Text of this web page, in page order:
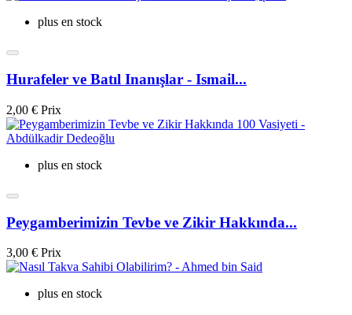
plus en stock
Hurafeler ve Batıl Inanışlar - Ismail...
2,00 € Prix
plus en stock
Peygamberimizin Tevbe ve Zikir Hakkında...
3,00 € Prix
plus en stock